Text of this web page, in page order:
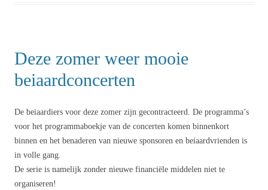
Deze zomer weer mooie
beiaardconcerten
De beiaardiers voor deze zomer zijn gecontracteerd. De programma’s
voor het programmaboekje van de concerten komen binnenkort
binnen en het benaderen van nieuwe sponsoren en beiaardvrienden is
in volle gang.
De serie is namelijk zonder nieuwe financiële middelen niet te
organiseren!